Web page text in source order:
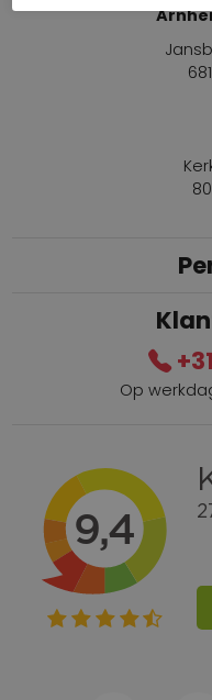
Gratis verzending
Bel
Shop the
Telefonisch
Op